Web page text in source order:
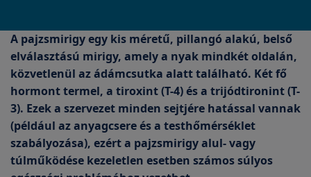
A pajzsmirigy egy kis méretű, pillangó alakú, belső
elválasztású mirigy, amely a nyak mindkét oldalán,
közvetlenül az ádámcsutka alatt található. Két fő
hormont termel, a tiroxint (T-4) és a trijódtironint (T-
3). Ezek a szervezet minden sejtjére hatással vannak
(például az anyagcsere és a testhőmérséklet
szabályozása), ezért a pajzsmirigy alul- vagy
túlműködése kezeletlen esetben számos súlyos